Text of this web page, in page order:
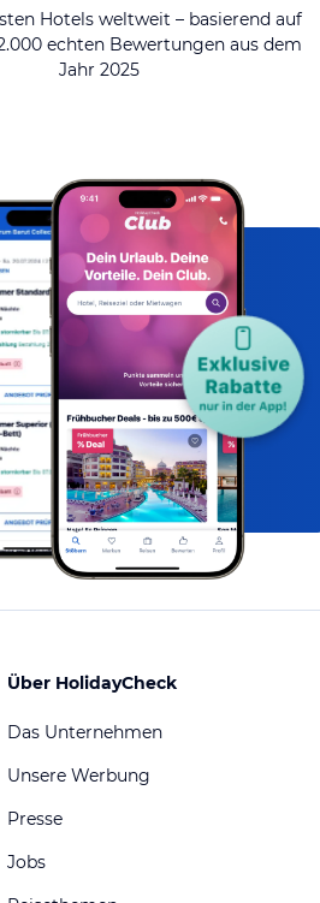
Hotels weltweit – basierend auf
echten Bewertungen aus dem
Jahr 2025
Über HolidayCheck
Das Unternehmen
Unsere Werbung
Presse
Jobs